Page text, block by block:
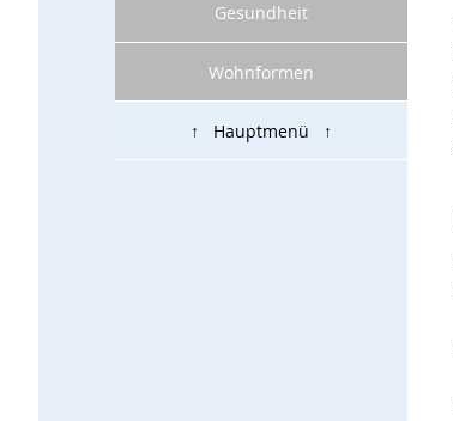
Gesundheit
Wohnformen
↑ Hauptmenü ↑